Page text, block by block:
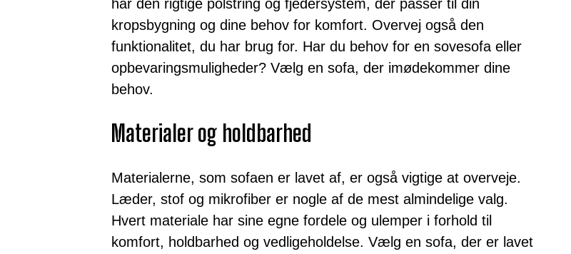
har den rigtige polstring og fjedersystem, der passer til din
kropsbygning og dine behov for komfort. Overvej også den
funktionalitet, du har brug for. Har du behov for en sovesofa eller
opbevaringsmuligheder? Vælg en sofa, der imødekommer dine
behov.
Materialer og holdbarhed
Materialerne, som sofaen er lavet af, er også vigtige at overveje.
Læder, stof og mikrofiber er nogle af de mest almindelige valg.
Hvert materiale har sine egne fordele og ulemper i forhold til
komfort, holdbarhed og vedligeholdelse. Vælg en sofa, der er lavet